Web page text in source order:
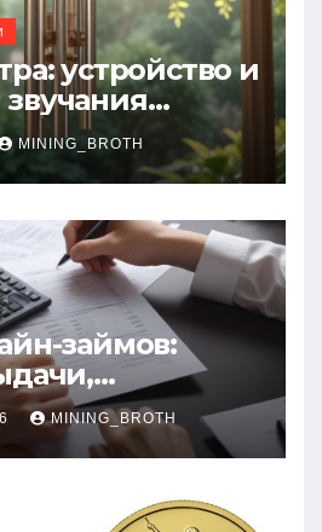
устройство и
MINING_BROTH
займов:
ставки и
к заемщикам
MINING_BROTH